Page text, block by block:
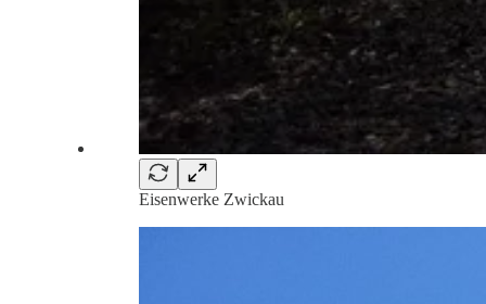
Eisenwerke Zwickau